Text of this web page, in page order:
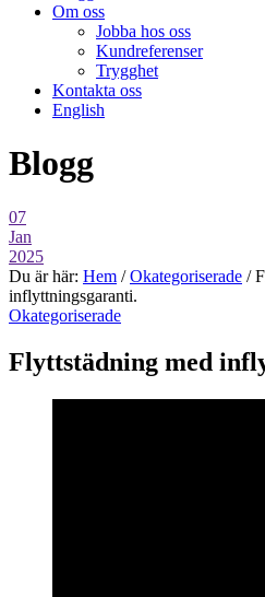
Om oss
Jobba hos oss
Kundreferenser
Trygghet
Kontakta oss
English
Blogg
07
Jan
2025
Du är här: Hem / Okategoriserade /
inflyttningsgaranti.
Okategoriserade
Flyttstädning med